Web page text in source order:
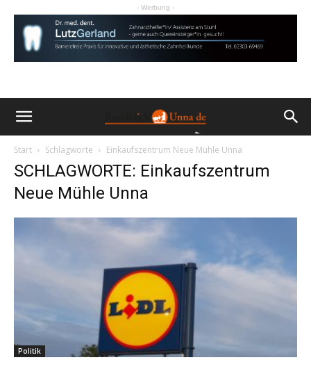
- Werbung -
Start Schlagworte Einkaufszentrum Neue Mühle Unna
SCHLAGWORTE: Einkaufszentrum
Neue Mühle Unna
Politik